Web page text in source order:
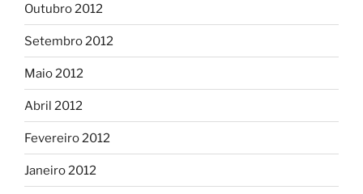
Outubro 2012
Setembro 2012
Maio 2012
Abril 2012
Fevereiro 2012
Janeiro 2012